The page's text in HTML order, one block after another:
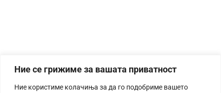
Ние се грижиме за вашата приватност
Ние користиме колачиња за да го подобриме вашето